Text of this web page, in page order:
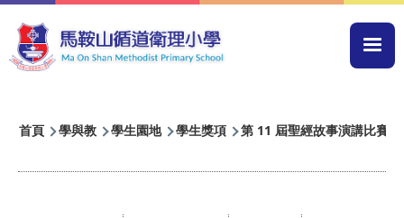
移至主內容
導
連
首頁 學與教 學生園地 學生獎項 第 11 屆聖經故事演講比賽